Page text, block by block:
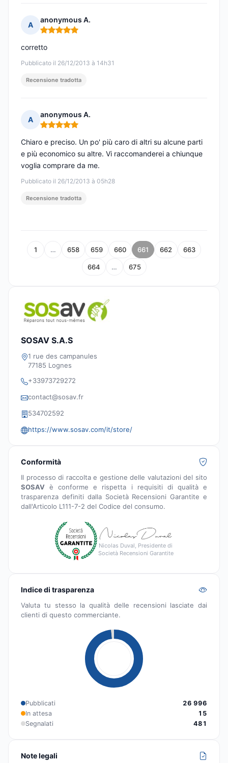
A
anonymous A.
Nota: 5 su 5
Pubblicato il 26/12/2013 à 14h31
corretto
Recensione tradotta
A
anonymous A.
Nota: 5 su 5
Pubblicato il 26/12/2013 à 05h28
Chiaro e preciso. Un po' più caro di altri su alcune parti
e più economico su altre. Vi raccomanderei a chiunque
voglia comprare da me.
Recensione tradotta
1 … 658 659 660 661 662 663
664 … 675
SOSAV S.A.S
1 rue des campanules
77185 Lognes
+33973729272
contact@sosav.fr
534702592
https://www.sosav.com/it/store/
Conformità
Il processo di raccolta e gestione delle valutazioni del sito
SOSAV è conforme e rispetta i requisiti di qualità e
trasparenza definiti dalla Società Recensioni Garantite e
dall'Articolo L111-7-2 del Codice del consumo.
Nicolas Duval, Presidente di
Società Recensioni Garantite
Indice di trasparenza
Valuta tu stesso la qualità delle recensioni lasciate dai
clienti di questo commerciante.
Pubblicati
26 996
In attesa
15
Segnalati
481
Note legali